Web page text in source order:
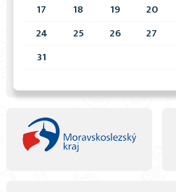
17
18 19 20
24
25 26 27
31